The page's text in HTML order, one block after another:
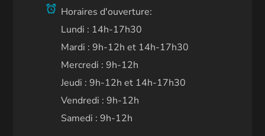
Horaires d'ouverture:
Lundi : 14h-17h30
Mardi : 9h-12h et 14h-17h30
Mercredi : 9h-12h
Jeudi : 9h-12h et 14h-17h30
Vendredi : 9h-12h
Samedi : 9h-12h